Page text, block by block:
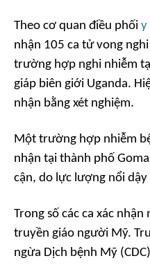
Theo cơ quan điều phối y
nhận 105 ca tử vong
trường hợp nghi nhiễm
giáp biên giới Uganda.
nhận bằng xét nghiệm.
Một trường hợp nhiễm
nhận tại thành phố
cận, do lực lượng nổi
Trong số các ca xác
truyền giáo người Mỹ.
ngừa Dịch bệnh Mỹ